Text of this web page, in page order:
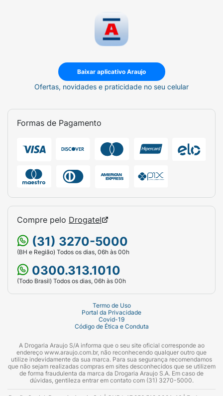
Baixar aplicativo Araujo
Ofertas, novidades e praticidade no seu celular
Formas de Pagamento
Compre pelo Drogatel
(31) 3270-5000
(BH e Região) Todos os dias, 06h às 00h
0300.313.1010
(Todo Brasil) Todos os dias, 06h às 00h
Termo de Uso
Portal da Privacidade
Covid-19
Código de Ética e Conduta
A Drogaria Araujo S/A informa que o seu site oficial corresponde ao
endereço www.araujo.com.br, não reconhecendo qualquer outro que
utilize indevidamente da sua marca. Para sua segurança recomendamos
que não sejam realizadas compras em sites desconhecidos que se utilizem
de forma fraudulenta da marca da Drogaria Araujo S.A. Em caso de
dúvidas, gentileza entrar em contato com (31) 3270-5000.